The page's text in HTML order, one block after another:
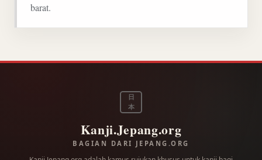
barat.
日
本
Kanji.Jepang.org
BAGIAN DARI JEPANG.ORG